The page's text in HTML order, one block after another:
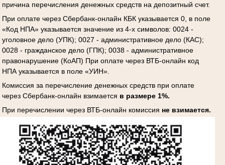
причина перечисления денежных средств на депозитный счет.
При оплате через Сбербанк-онлайн КБК указывается 0, в поле
«Код НПА» указывается значение из 4-х символов: 0024 -
уголовное дело (УПК); 0027 - административное дело (КАС);
0028 - гражданское дело (ГПК); 0038 - административное
правонарушение (КоАП) При оплате через ВТБ-онлайн код
НПА указывается в поле «УИН».
Комиссия за перечисление денежных средств при оплате
через Сбербанк-онлайн взимается в размере 1%.
При перечислении через ВТБ-онлайн комиссия не взимается.